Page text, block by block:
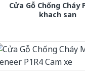
Cửa Gỗ Chống Cháy
khach san